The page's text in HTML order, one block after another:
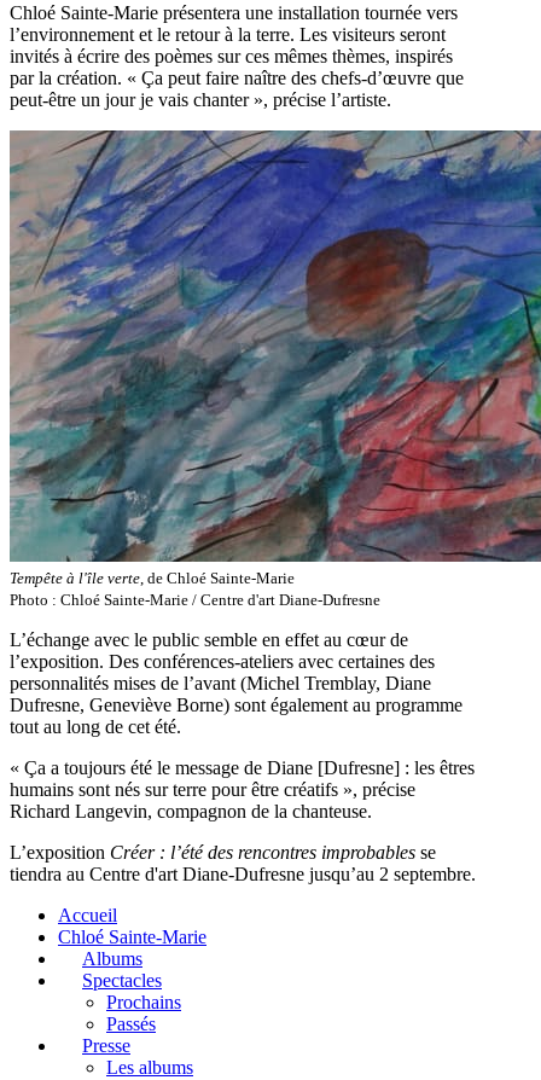
Chloé Sainte-Marie présentera une installation tournée vers
l’environnement et le retour à la terre. Les visiteurs seront
invités à écrire des poèmes sur ces mêmes thèmes, inspirés
par la création. « Ça peut faire naître des chefs-d’œuvre que
peut-être un jour je vais chanter », précise l’artiste.
Tempête à l'île verte , de Chloé Sainte-Marie
Photo : Chloé Sainte-Marie / Centre d'art Diane-Dufresne
L’échange avec le public semble en effet au cœur de
l’exposition. Des conférences-ateliers avec certaines des
personnalités mises de l’avant (Michel Tremblay, Diane
Dufresne, Geneviève Borne) sont également au programme
tout au long de cet été.
« Ça a toujours été le message de Diane [Dufresne] : les êtres
humains sont nés sur terre pour être créatifs », précise
Richard Langevin, compagnon de la chanteuse.
L’exposition Créer : l’été des rencontres improbables se
tiendra au Centre d'art Diane-Dufresne jusqu’au 2 septembre.
Accueil
Chloé Sainte-Marie
Albums
Spectacles
Prochains
Passés
Presse
Les albums